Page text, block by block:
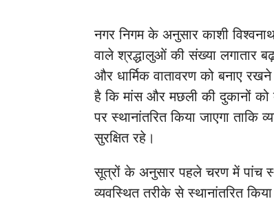
नगर निगम के अनुसार काशी
वाले श्रद्धालुओं की संख्या लगातार
और धार्मिक वातावरण को बनाए
है कि मांस और मछली की दुकानों को
पर स्थानांतरित किया जाएगा ताकि
सुरक्षित रहे।
सूत्रों के अनुसार पहले चरण में पांच
व्यवस्थित तरीके से स्थानांतरित